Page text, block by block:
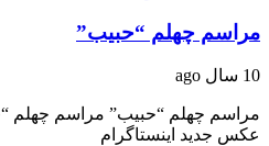
مراسم چهلم “حبیب”
10 سال ago
مراسم چهلم “حبیب” مراسم چهلم
عکس جدید اینستاگرام